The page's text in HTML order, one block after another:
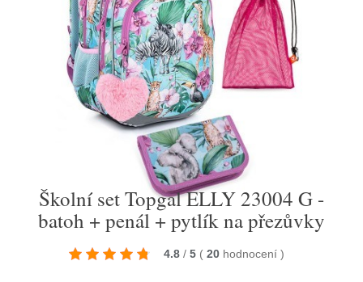
Školní set Topgal ELLY 23004 G -
batoh + penál + pytlík na přezůvky
4.8 / 5 ( 20 hodnocení )